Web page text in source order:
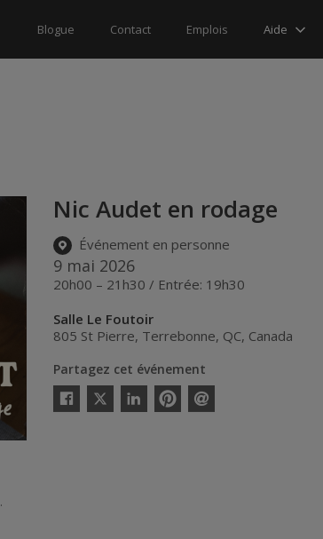
Blogue Contact Emplois Aide
Nic Audet en rodage
Événement en personne
9 mai 2026
20h00 – 21h30 / Entrée: 19h30
Salle Le Foutoir
805 St Pierre, Terrebonne, QC, Canada
Partagez cet événement
Facebook
Twitter
LinkedinPinterestEnvoyer
.